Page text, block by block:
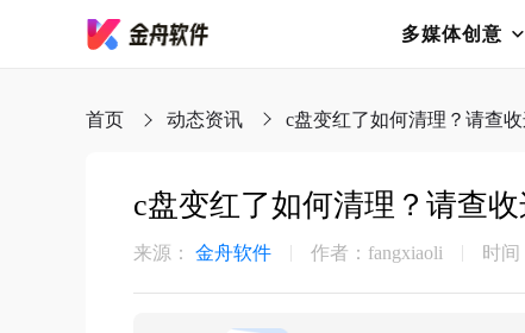
多媒体创意
首页 动态资讯 c盘变红了如何清理？请查
c盘变红了如何清理？请查
来源： 金舟软件 作者：fangxiaoli 时间